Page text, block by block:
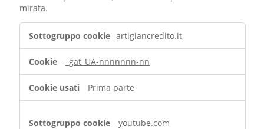
mirata.
Cookie
per
mirata
artigiancredito.it
_gat_UA-nnnnnnn-nn
Prima parte
youtube.com